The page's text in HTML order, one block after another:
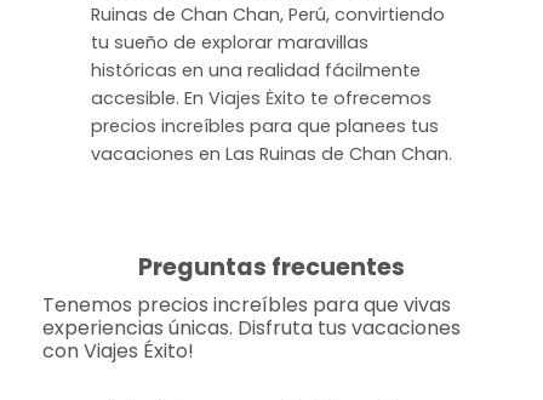
Ruinas de Chan Chan, Perú, convirtiendo
tu sueño de explorar maravillas
históricas en una realidad fácilmente
accesible. En Viajes Ėxito te ofrecemos
precios increíbles para que planees tus
vacaciones en Las Ruinas de Chan Chan.
Preguntas frecuentes
Tenemos precios increíbles para que vivas
experiencias únicas. Disfruta tus vacaciones
con Viajes Éxito!